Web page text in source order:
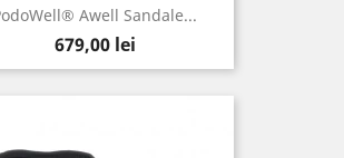
Awell Sandale...
Pret
679,00 lei